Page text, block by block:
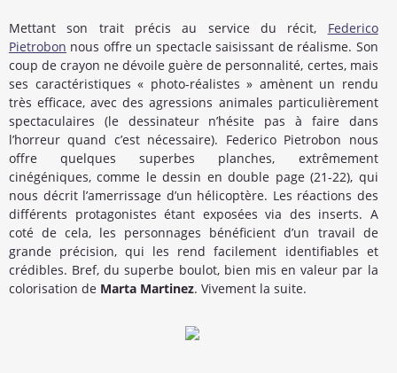
Mettant son trait précis au service du récit, Federico
Pietrobon nous offre un spectacle saisissant de réalisme. Son
coup de crayon ne dévoile guère de personnalité, certes, mais
ses caractéristiques « photo-réalistes » amènent un rendu
très efficace, avec des agressions animales particulièrement
spectaculaires (le dessinateur n’hésite pas à faire dans
l’horreur quand c’est nécessaire). Federico Pietrobon nous
offre quelques superbes planches, extrêmement
cinégéniques, comme le dessin en double page (21-22), qui
nous décrit l’amerrissage d’un hélicoptère. Les réactions des
différents protagonistes étant exposées via des inserts. A
coté de cela, les personnages bénéficient d’un travail de
grande précision, qui les rend facilement identifiables et
crédibles. Bref, du superbe boulot, bien mis en valeur par la
colorisation de Marta Martinez. Vivement la suite.